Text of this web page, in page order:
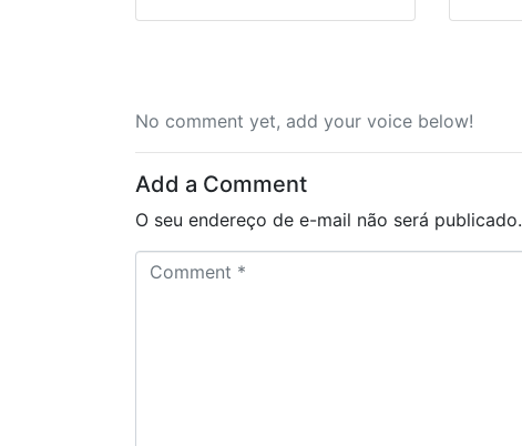
No comment yet, add your voice below!
Add a Comment
O seu endereço de e-mail não será publicado.